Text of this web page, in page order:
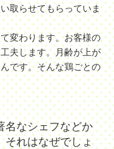
取らせてもらっていま
変わります。お客様の
夫します。月齢が上が
です。そんな鶏ごとの
名なシェフなどか
それはなぜでしょ